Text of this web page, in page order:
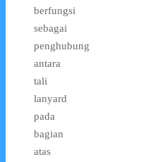
berfungsi
sebagai
penghubung
antara
tali
lanyard
pada
bagian
atas